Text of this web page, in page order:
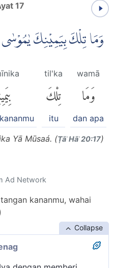
17
وَمَا تِلْكَ بِيَمِيْنِكَ يٰمُوْسٰى
wamā
وَمَا
dan apa
til'ka
تِلْكَ
itu
Yā Mūsaá. (Ṭāʾ Hāʾ 20:17)
Ad Network
kananmu, wahai
Collapse